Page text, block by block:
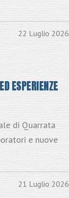
22 Luglio 2026
ESPERIENZE
di Quarrata
e nuove
21 Luglio 2026